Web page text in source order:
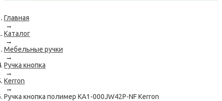
Главная
→
Каталог
→
Мебельные ручки
→
Ручка кнопка
→
Kerron
→
Ручка кнопка полимер KA1-000JW42P-NF Kerron